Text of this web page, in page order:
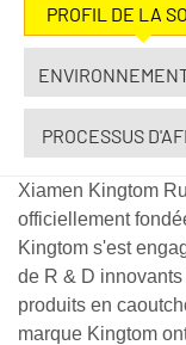
PROFIL DE LA
PROCESSUS
Xiamen Kingtom
officiellement
Kingtom s'est
de R & D
produits en
marque Kingtom